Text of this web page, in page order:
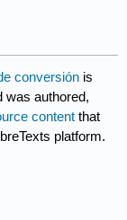
conversión is
was authored,
content that
platform.